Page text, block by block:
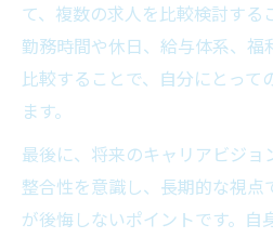
て、複数の求人を比較検討する
勤務時間や休日、給与体系、
比較することで、自分にとって
ます。
最後に、将来のキャリアビジ
整合性を意識し、長期的な視点
が後悔しないポイントです。自